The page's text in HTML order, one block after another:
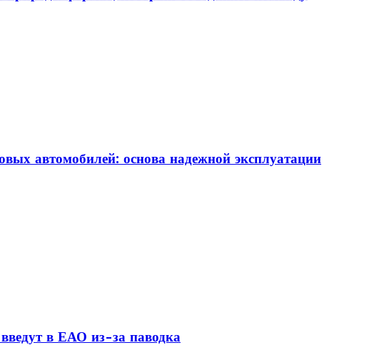
автомобилей: основа надежной эксплуатации
в ЕАО из-за паводка